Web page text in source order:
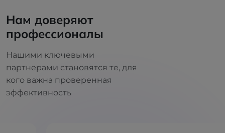
Нам доверяют
профессионалы
Нашими ключевыми
партнерами становятся те, для
кого важна проверенная
эффективность